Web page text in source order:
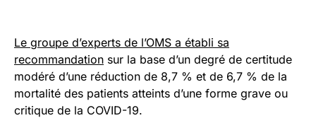
Le groupe d’experts de l’OMS a établi sa
recommandation sur la base d’un degré de certitude
modéré d’une réduction de 8,7 % et de 6,7 % de la
mortalité des patients atteints d’une forme grave ou
critique de la COVID-19.